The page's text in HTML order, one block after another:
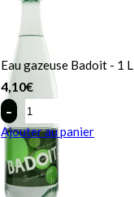
Eau gazeuse Badoit - 1 L
4,10€
Quantity
Ajouter au panier